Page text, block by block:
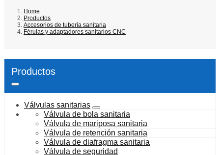
Home
Productos
Accesorios de tubería sanitaria
Férulas y adaptadores sanitarios CNC
Productos
Válvulas sanitarias
Válvula de bola sanitaria
Válvula de mariposa sanitaria
Válvula de retención sanitaria
Válvula de diafragma sanitaria
Válvula de seguridad